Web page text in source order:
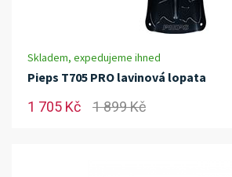
Skladem, expedujeme ihned
Pieps T705 PRO lavinová lopata
1 705 Kč 1 899 Kč